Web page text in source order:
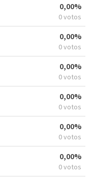
0,00%
0 votos
0,00%
0 votos
0,00%
0 votos
0,00%
0 votos
0,00%
0 votos
0,00%
0 votos